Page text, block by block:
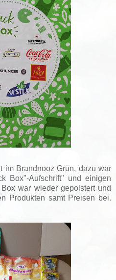
im Brandnooz Grün, dazu war
Box"-Aufschrift" und einigen
war wieder gepolstert und
Produkten samt Preisen bei.